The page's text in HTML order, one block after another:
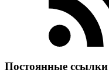
Постоянные ссылки